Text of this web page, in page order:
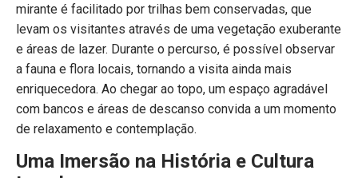
mirante é facilitado por trilhas bem conservadas, que
levam os visitantes através de uma vegetação exuberante
e áreas de lazer. Durante o percurso, é possível observar
a fauna e flora locais, tornando a visita ainda mais
enriquecedora. Ao chegar ao topo, um espaço agradável
com bancos e áreas de descanso convida a um momento
de relaxamento e contemplação.
Uma Imersão na História e Cultura